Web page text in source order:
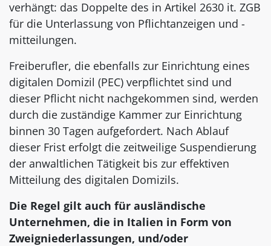
verhängt: das Doppelte des in Artikel 2630 it. ZGB
für die Unterlassung von Pflichtanzeigen und -
mitteilungen.
Freiberufler, die ebenfalls zur Einrichtung eines
digitalen Domizil (PEC) verpflichtet sind und
dieser Pflicht nicht nachgekommen sind, werden
durch die zuständige Kammer zur Einrichtung
binnen 30 Tagen aufgefordert. Nach Ablauf
dieser Frist erfolgt die zeitweilige Suspendierung
der anwaltlichen Tätigkeit bis zur effektiven
Mitteilung des digitalen Domizils.
Die Regel gilt auch für ausländische
Unternehmen, die in Italien in Form von
Zweigniederlassungen, und/oder